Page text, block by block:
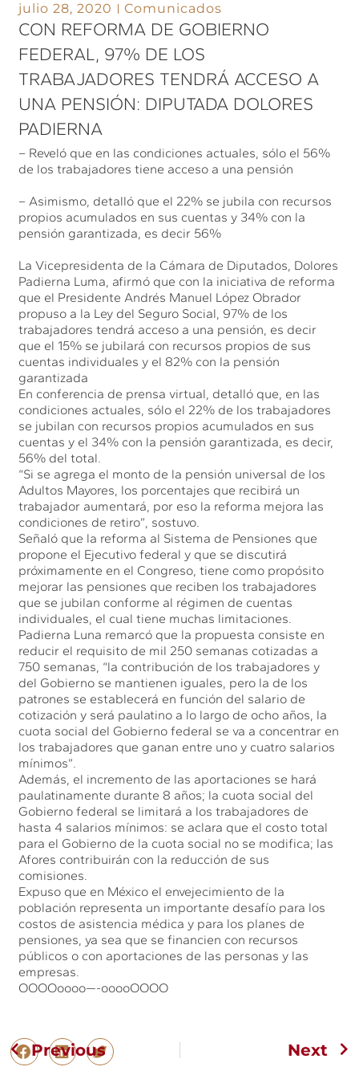
julio 28, 2020 Comunicados
CON REFORMA DE GOBIERNO
FEDERAL, 97% DE LOS
TRABAJADORES TENDRÁ ACCESO A
UNA PENSIÓN: DIPUTADA DOLORES
PADIERNA
– Reveló que en las condiciones actuales, sólo el 56%
de los trabajadores tiene acceso a una pensión
– Asimismo, detalló que el 22% se jubila con recursos
propios acumulados en sus cuentas y 34% con la
pensión garantizada, es decir 56%
La Vicepresidenta de la Cámara de Diputados, Dolores
Padierna Luma, afirmó que con la iniciativa de reforma
que el Presidente Andrés Manuel López Obrador
propuso a la Ley del Seguro Social, 97% de los
trabajadores tendrá acceso a una pensión, es decir
que el 15% se jubilará con recursos propios de sus
cuentas individuales y el 82% con la pensión
garantizada
En conferencia de prensa virtual, detalló que, en las
condiciones actuales, sólo el 22% de los trabajadores
se jubilan con recursos propios acumulados en sus
cuentas y el 34% con la pensión garantizada, es decir,
56% del total.
“Si se agrega el monto de la pensión universal de los
Adultos Mayores, los porcentajes que recibirá un
trabajador aumentará, por eso la reforma mejora las
condiciones de retiro”, sostuvo.
Señaló que la reforma al Sistema de Pensiones que
propone el Ejecutivo federal y que se discutirá
próximamente en el Congreso, tiene como propósito
mejorar las pensiones que reciben los trabajadores
que se jubilan conforme al régimen de cuentas
individuales, el cual tiene muchas limitaciones.
Padierna Luna remarcó que la propuesta consiste en
reducir el requisito de mil 250 semanas cotizadas a
750 semanas, “la contribución de los trabajadores y
del Gobierno se mantienen iguales, pero la de los
patrones se establecerá en función del salario de
cotización y será paulatino a lo largo de ocho años, la
cuota social del Gobierno federal se va a concentrar en
los trabajadores que ganan entre uno y cuatro salarios
mínimos”.
Además, el incremento de las aportaciones se hará
paulatinamente durante 8 años; la cuota social del
Gobierno federal se limitará a los trabajadores de
hasta 4 salarios mínimos: se aclara que el costo total
para el Gobierno de la cuota social no se modifica; las
Afores contribuirán con la reducción de sus
comisiones.
Expuso que en México el envejecimiento de la
población representa un importante desafío para los
costos de asistencia médica y para los planes de
pensiones, ya sea que se financien con recursos
públicos o con aportaciones de las personas y las
empresas.
OOOOoooo—-ooooOOOO
Previous Next